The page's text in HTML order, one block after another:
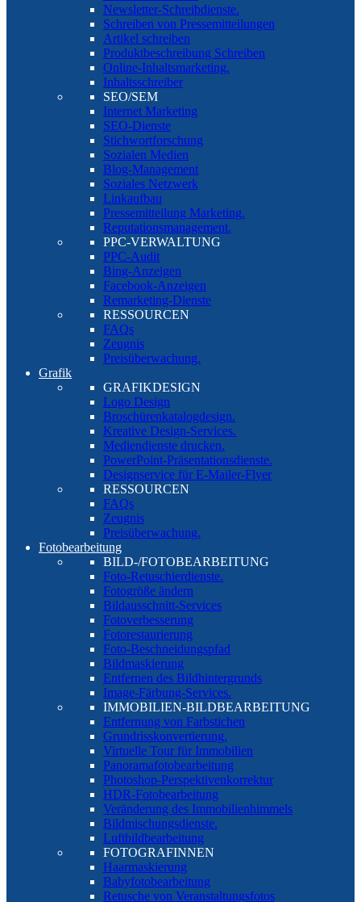
Newsletter-Schreibdienste.
Schreiben von Pressemitteilungen
Artikel schreiben
Produktbeschreibung Schreiben
Online-Inhaltsmarketing.
Inhaltsschreiber
SEO/SEM
Internet Marketing
SEO-Dienste
Stichwortforschung
Sozialen Medien
Blog-Management
Soziales Netzwerk
Linkaufbau
Pressemitteilung Marketing.
Reputationsmanagement.
PPC-VERWALTUNG
PPC-Audit
Bing-Anzeigen
Facebook-Anzeigen
Remarketing-Dienste
RESSOURCEN
FAQs
Zeugnis
Preisüberwachung.
Grafik
GRAFIKDESIGN
Logo Design
Broschürenkatalogdesign.
Kreative Design-Services.
Mediendienste drucken.
PowerPoint-Präsentationsdienste.
Designservice für E-Mailer-Flyer
RESSOURCEN
FAQs
Zeugnis
Preisüberwachung.
Fotobearbeitung
BILD-/FOTOBEARBEITUNG
Foto-Retuschierdienste.
Fotogröße ändern
Bildausschnitt-Services
Fotoverbesserung
Fotorestaurierung
Foto-Beschneidungspfad
Bildmaskierung
Entfernen des Bildhintergrunds
Image-Färbung-Services.
IMMOBILIEN-BILDBEARBEITUNG
Entfernung von Farbstichen
Grundrisskonvertierung.
Virtuelle Tour für Immobilien
Panoramafotobearbeitung
Photoshop-Perspektivenkorrektur
HDR-Fotobearbeitung
Veränderung des Immobilienhimmels
Bildmischungsdienste.
Luftbildbearbeitung
FOTOGRAFINNEN
Haarmaskierung
Babyfotobearbeitung
Retusche von Veranstaltungsfotos